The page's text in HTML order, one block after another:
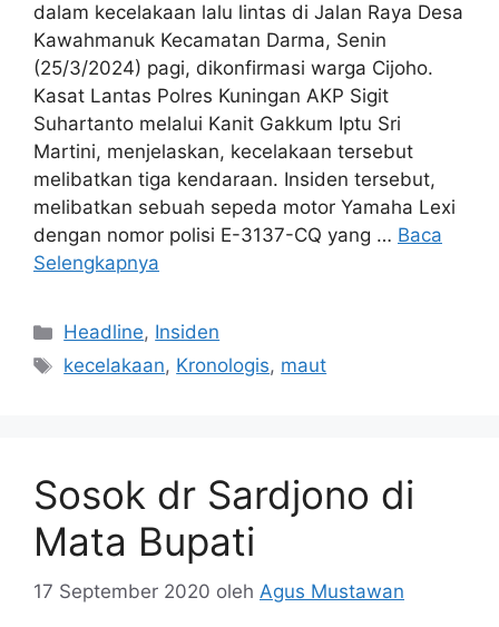
dalam kecelakaan lalu lintas di Jalan Raya Desa
Kawahmanuk Kecamatan Darma, Senin
(25/3/2024) pagi, dikonfirmasi warga Cijoho.
Kasat Lantas Polres Kuningan AKP Sigit
Suhartanto melalui Kanit Gakkum Iptu Sri
Martini, menjelaskan, kecelakaan tersebut
melibatkan tiga kendaraan. Insiden tersebut,
melibatkan sebuah sepeda motor Yamaha Lexi
dengan nomor polisi E-3137-CQ yang … Baca
Selengkapnya
Kategori
Headline, Insiden
Tag
kecelakaan, Kronologis, maut
Sosok dr Sardjono di
Mata Bupati
17 September 2020 oleh Agus Mustawan